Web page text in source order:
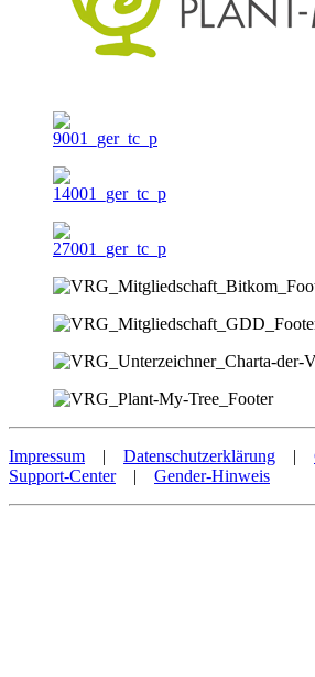
Impressum | Datenschutzerklärung |
Support-Center| Gender-Hinweis